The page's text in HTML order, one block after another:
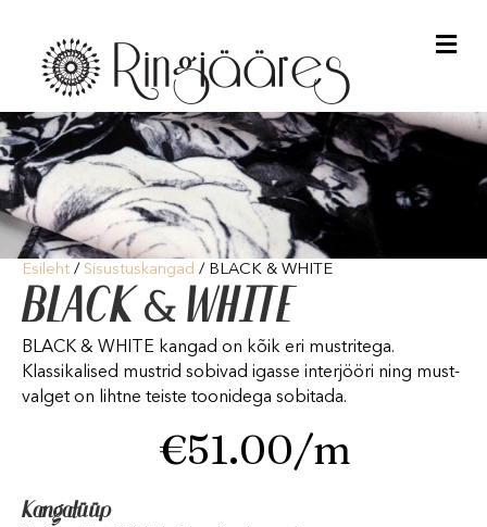
Esileht / Sisustuskangad / BLACK & WHITE
BLACK & WHITE
BLACK & WHITE kangad on kõik eri mustritega.
Klassikalised mustrid sobivad igasse interjööri ning must-
valget on lihtne teiste toonidega sobitada.
€51.00/m
Kangatüüp